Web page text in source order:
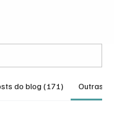
do blog (171) Outras